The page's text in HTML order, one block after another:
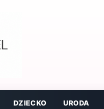
DZIECKO URODA